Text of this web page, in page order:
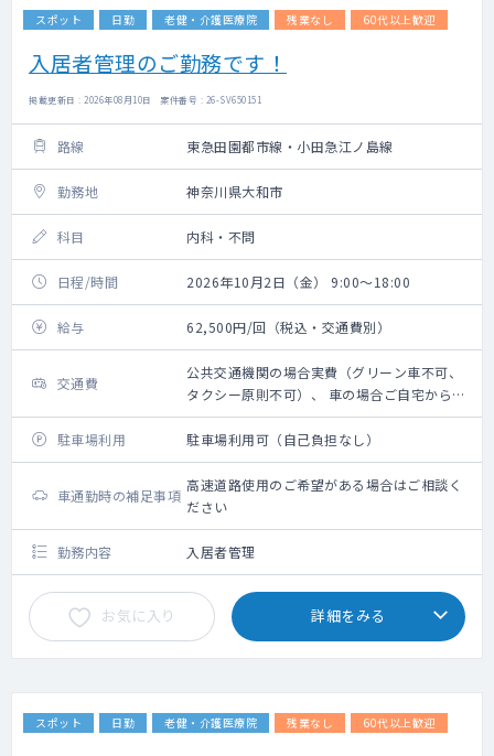
スポット 日勤 老健・介護医療院 残業なし 60代以上歓迎
入居者管理のご勤務です！
掲載更新日 : 2026年08月10日 案件番号 : 26-SV650151
路線 東急田園都市線・小田急江ノ島線
勤務地 神奈川県大和市
科目 内科・不問
日程/時間 2026年10月2日（金） 9:00～18:00
給与 62,500円/回（税込・交通費別）
交通費
公共交通機関の場合実費（グリーン車不可、
タクシー原則不可）、 車の場合ご自宅からの
距離に応じ 規定に則り支給
駐車場利用
駐車場利用可（自己負担なし）
車通勤時の補足事項
高速道路使用のご希望がある場合はご相談く
ださい
勤務内容 入居者管理
お気に入り 詳細をみる
スポット 日勤 老健・介護医療院 残業なし 60代以上歓迎